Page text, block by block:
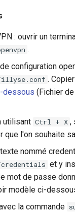
: ouvrir un
.
configuration
illyse.conf .
dessous (Fichier
utilisant Ctrl + X ,
que l'on souhaite
nommé
et y
mot de passe
modèle ci-
la commande